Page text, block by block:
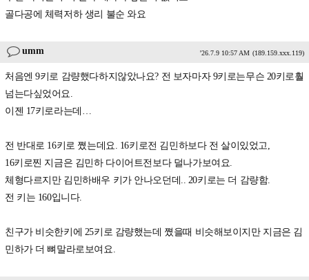
골다공에 체력저하 생리 불순 와요
umm '26.7.9 10:57 AM (189.159.xxx.119)
처음엔 9키로 감량했다하지않았나요? 전 보자마자 9키로는무슨 20키로훨
넘는다싶었어요.
이젠 17키로라는데…
전 반대로 16키로 쪘는데요. 16키로전 김민하보다 전 살이있었고,
16키로찐 지금은 김민하 다이어트전보다 덜나가보여요.
체형다르지만 김민하배우 키가 안나오던데.. 20키로는 더 감량함.
전 키는 160입니다.
친구가 비슷한키에 25키로 감량했는데 쪘을때 비슷해보이지만 지금은 김
민하가 더 뼈말라로보여요.